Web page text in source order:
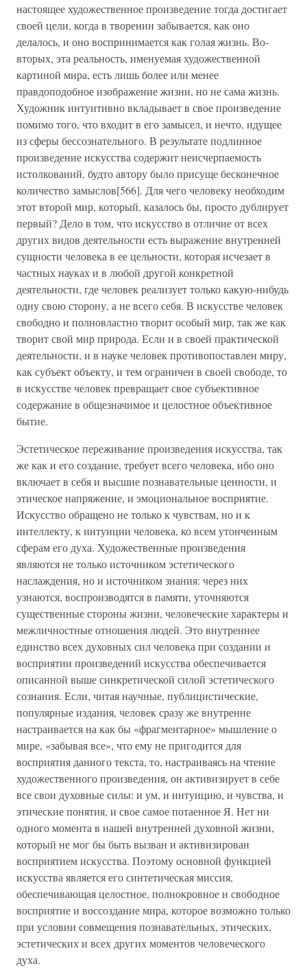
настоящее художественное произведение тогда достигает
своей цели, когда в творении забывается, как оно
делалось, и оно воспринимается как голая жизнь. Во-
вторых, эта реальность, именуемая художественной
картиной мира, есть лишь более или менее
правдоподобное изображение жизни, но не сама жизнь.
Художник интуитивно вкладывает в свое произведение
помимо того, что входит в его замысел, и нечто, идущее
из сферы бессознательного. В результате подлинное
произведение искусства содержит неисчерпаемость
истолкований, будто автору было присуще бесконечное
количество замыслов[566]. Для чего человеку необходим
этот второй мир, который, казалось бы, просто дублирует
первый? Дело в том, что искусство в отличие от всех
других видов деятельности есть выражение внутренней
сущности человека в ее цельности, которая исчезает в
частных науках и в любой другой конкретной
деятельности, где человек реализует только какую-нибудь
одну свою сторону, а не всего себя. В искусстве человек
свободно и полновластно творит особый мир, так же как
творит свой мир природа. Если и в своей практической
деятельности, и в науке человек противопоставлен миру,
как субъект объекту, и тем ограничен в своей свободе, то
в искусстве человек превращает свое субъективное
содержание в общезначимое и целостное объективное
бытие.
Эстетическое переживание произведения искусства, так
же как и его создание, требует всего человека, ибо оно
включает в себя и высшие познавательные ценности, и
этическое напряжение, и эмоциональное восприятие.
Искусство обращено не только к чувствам, но и к
интеллекту, к интуиции человека, ко всем утонченным
сферам его духа. Художественные произведения
являются не только источником эстетического
наслаждения, но и источником знания: через них
узнаются, воспроизводятся в памяти, уточняются
существенные стороны жизни, человеческие характеры и
межличностные отношения людей. Это внутреннее
единство всех духовных сил человека при создании и
восприятии произведений искусства обеспечивается
описанной выше синкретической силой эстетического
сознания. Если, читая научные, публицистические,
популярные издания, человек сразу же внутренне
настраивается на как бы «фрагментарное» мышление о
мире, «забывая все», что ему не пригодится для
восприятия данного текста, то, настраиваясь на чтение
художественного произведения, он активизирует в себе
все свои духовные силы: и ум, и интуицию, и чувства, и
этические понятия, и свое самое потаенное Я. Нет ни
одного момента в нашей внутренней духовной жизни,
который не мог бы быть вызван и активизирован
восприятием искусства. Поэтому основной функцией
искусства является его синтетическая миссия,
обеспечивающая целостное, полнокровное и свободное
восприятие и воссоздание мира, которое возможно только
при условии совмещения познавательных, этических,
эстетических и всех других моментов человеческого
духа.